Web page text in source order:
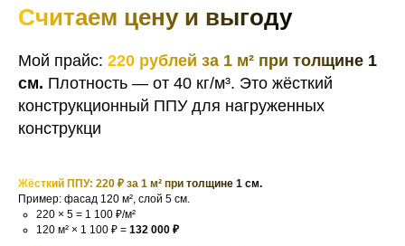
Считаем цену и выгоду
Мой прайс: 220 рублей за 1 м² при толщине 1
см. Плотность — от 40 кг/м³. Это жёсткий
конструкционный ППУ для нагруженных
конструкци
Жёсткий ППУ: 220 ₽ за 1 м² при толщине 1 см.
Пример: фасад 120 м², слой 5 см.
220 × 5 = 1 100 ₽/м²
120 м² × 1 100 ₽ = 132 000 ₽